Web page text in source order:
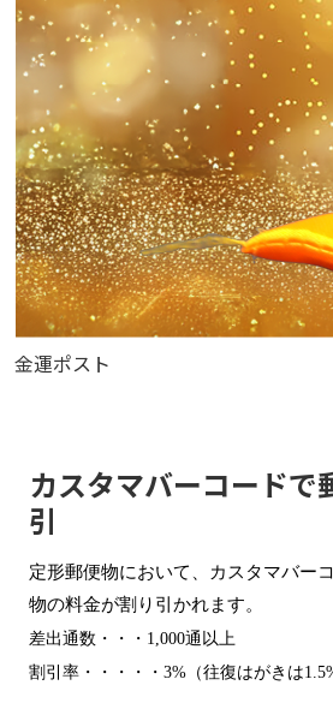
金運ポスト
カスタマバーコードで
引
定形郵便物において、カスタマバー
物の料金が割り引かれます。
差出通数・・・ 1,000通以上
割引率・・・・・ 3%（往復はがきは